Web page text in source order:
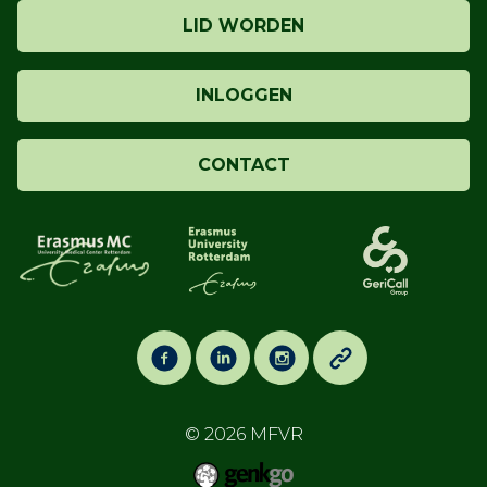
LID WORDEN
INLOGGEN
CONTACT
© 2026MFVR